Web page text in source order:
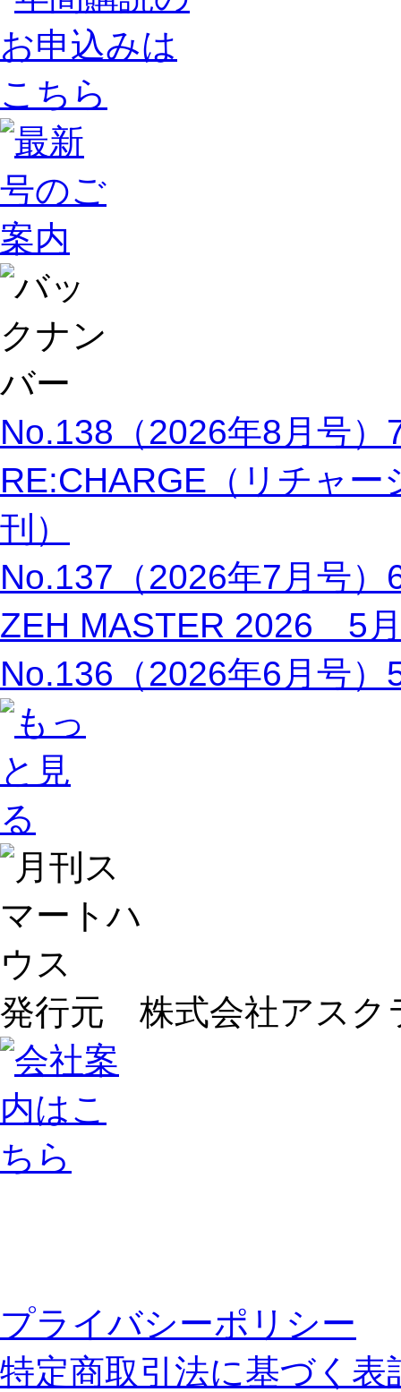
No.138（2026年8月号）
RE:CHARGE（リチャ
刊）
No.137（2026年7月号）
ZEH MASTER 2026 5
No.136（2026年6月号）
発行元 株式会社アスク
プライバシーポリシー
特定商取引法に基づく表